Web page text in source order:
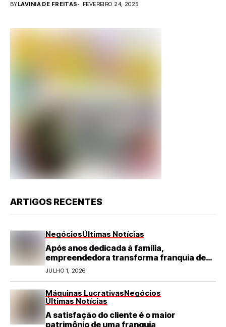
BYLAVINIA DE FREITAS FEVEREIRO 24, 2025
ARTIGOS RECENTES
NegóciosÚltimas Notícias
Após anos dedicada à família,
empreendedora transforma franquia de
turismo em negócio de destaque no RN
JULHO 1, 2026
Máquinas LucrativasNegócios
Últimas Notícias
A satisfação do cliente é o maior
patrimônio de uma franquia